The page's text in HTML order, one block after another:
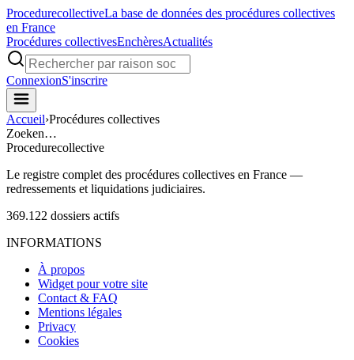
ProcedurecollectiveLa base de données des procédures collectives
en France
Procédures collectivesEnchèresActualités
ConnexionS'inscrire
Accueil›Procédures collectives
Zoeken…
Procedurecollective
Le registre complet des procédures collectives en France —
redressements et liquidations judiciaires.
369.122 dossiers actifs
INFORMATIONS
À propos
Widget pour votre site
Contact & FAQ
Mentions légales
Privacy
Cookies